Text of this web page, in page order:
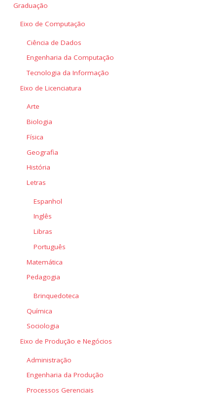
Graduação
Eixo de Computação
Ciência de Dados
Engenharia da Computação
Tecnologia da Informação
Eixo de Licenciatura
Arte
Biologia
Física
Geografia
História
Letras
Espanhol
Inglês
Libras
Português
Matemática
Pedagogia
Brinquedoteca
Química
Sociologia
Eixo de Produção e Negócios
Administração
Engenharia da Produção
Processos Gerenciais